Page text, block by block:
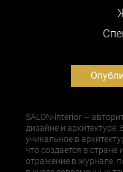
SALON-interior —
дизайне и архитектуре.
уникальное в
что создается в стране
отражение в журнале,